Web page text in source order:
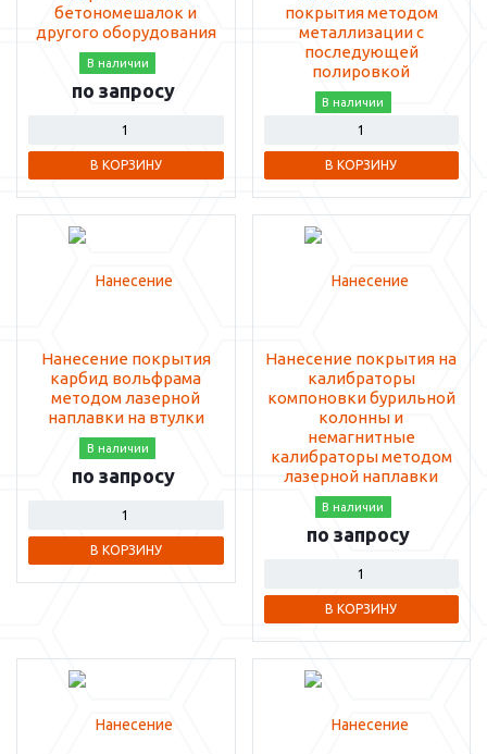
бетономешалок и
другого оборудования
В наличии
по запросу
В КОРЗИНУ
покрытия методом
металлизации с
последующей
полировкой
В наличии
В КОРЗИНУ
Нанесение покрытия
карбид вольфрама
методом лазерной
наплавки на втулки
В наличии
по запросу
В КОРЗИНУ
Нанесение покрытия на
калибраторы
компоновки бурильной
колонны и
немагнитные
калибраторы методом
лазерной наплавки
В наличии
по запросу
В КОРЗИНУ